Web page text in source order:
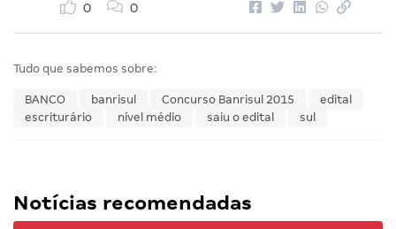
0 0
Tudo que sabemos sobre:
BANCO banrisul Concurso Banrisul 2015
edital
escriturário
nível médio saiu o edital sul
Notícias recomendadas